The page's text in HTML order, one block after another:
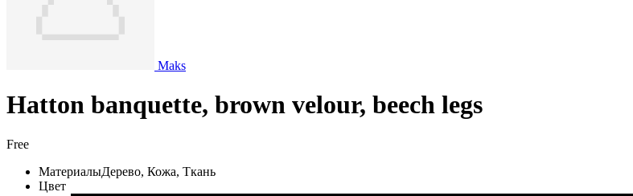
Maks
Hatton banquette, brown velour, beech legs
Free
МатериалыДерево, Кожа, Ткань
Цвет